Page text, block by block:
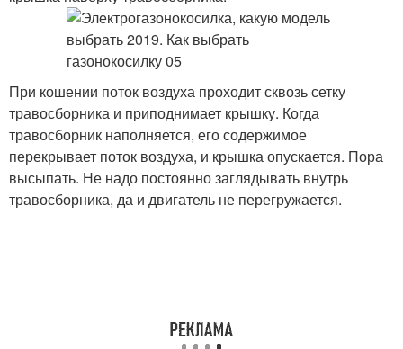
При кошении поток воздуха проходит сквозь сетку
травосборника и приподнимает крышку. Когда
травосборник наполняется, его содержимое
перекрывает поток воздуха, и крышка опускается. Пора
высыпать. Не надо постоянно заглядывать внутрь
травосборника, да и двигатель не перегружается.